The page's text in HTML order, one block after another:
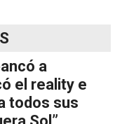
a
el reality e
todos sus